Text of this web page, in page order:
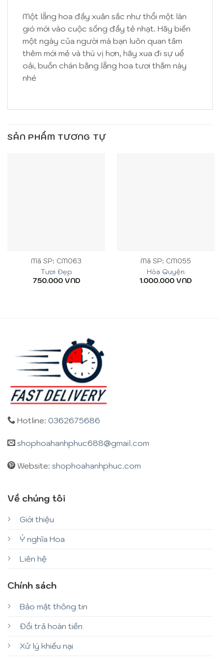
Một lẵng hoa đầy xuân sắc như thổi một làn
gió mới vào cuộc sống đầy tẻ nhạt. Hãy biến
một ngày của người mà bạn luôn quan tâm
thêm mới mẻ và thú vị hơn, hãy xua đi sự uể
oải, buồn chán bằng lẵng hoa tươi thắm này
nhé
SẢN PHẨM TƯƠNG TỰ
Mã SP: CM063
Tươi Đẹp
750.000VND
Mã SP: CM055
Hòa Quyện
1.000.000 VND
Hotline: 0362675686
shophoahanhphuc688@gmail.com
Website: shophoahanhphuc.com
Về chúng tôi
Giới thiệu
Ý nghĩa Hoa
Liên hệ
Chính sách
Bảo mật thông tin
Đổi trả hoàn tiền
Xử lý khiếu nại